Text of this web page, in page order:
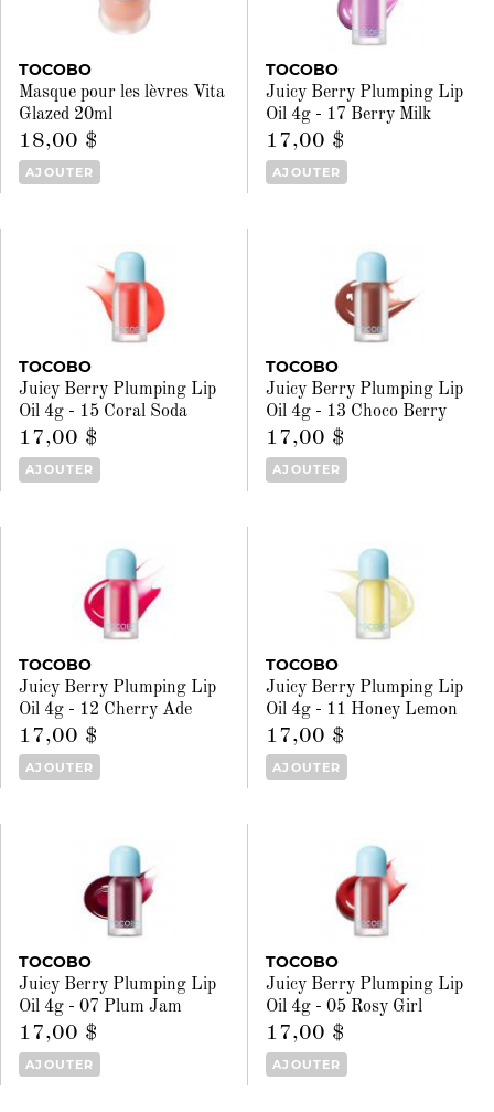
TOCOBO
Masque pour les lèvres Vita
Glazed 20ml
18,00 $
AJOUTER
TOCOBO
Juicy Berry Plumping Lip
Oil 4g - 17 Berry Milk
17,00 $
AJOUTER
TOCOBO
Juicy Berry Plumping Lip
Oil 4g - 15 Coral Soda
17,00 $
AJOUTER
TOCOBO
Juicy Berry Plumping Lip
Oil 4g - 13 Choco Berry
17,00 $
AJOUTER
TOCOBO
Juicy Berry Plumping Lip
Oil 4g - 12 Cherry Ade
17,00 $
AJOUTER
TOCOBO
Juicy Berry Plumping Lip
Oil 4g - 11 Honey Lemon
17,00 $
AJOUTER
TOCOBO
Juicy Berry Plumping Lip
Oil 4g - 07 Plum Jam
17,00 $
AJOUTER
TOCOBO
Juicy Berry Plumping Lip
Oil 4g - 05 Rosy Girl
17,00 $
AJOUTER